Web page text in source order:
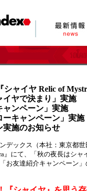
ャイヤ Relic of
イヤで決まり」実施
ャンペーン」実施
ーキャンペーン」実施
実施のお知らせ
デックス（本社：東京都
』にて、「秋の夜長はシ
お友達紹介キャンペーン」